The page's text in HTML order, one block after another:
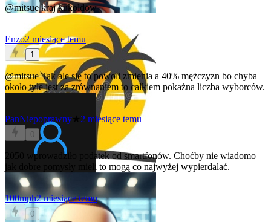
@mitsuekraj kukoldow
Enzo2 miesiące temu
1
@mitsueTak ale się to powoli zmienia a 40% mężczyzn bo chyba
około tyle jest za zrównaniem to całkiem pokaźna liczba wyborców.
PanNiepoprawny 2 miesiące temu
0
2050 wprowadziło podatek od smartfonów. Choćby nie wiadomo
jak dobre pomysły mieli to mogą co najwyżej wypierdalać.
100mph2 miesiące temu
0